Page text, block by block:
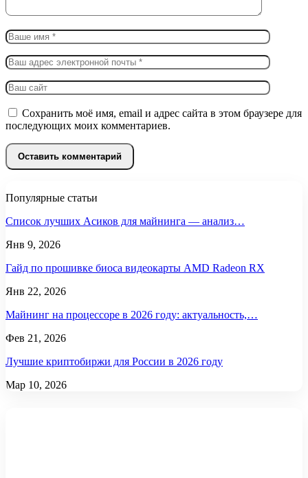
Сохранить моё имя, email и адрес сайта в этом браузере для
последующих моих комментариев.
Популярные статьи
Список лучших Асиков для майнинга — анализ…
Янв 9, 2026
Гайд по прошивке биоса видеокарты AMD Radeon RX
Янв 22, 2026
Майнинг на процессоре в 2026 году: актуальность,…
Фев 21, 2026
Лучшие криптобиржи для России в 2026 году
Мар 10, 2026